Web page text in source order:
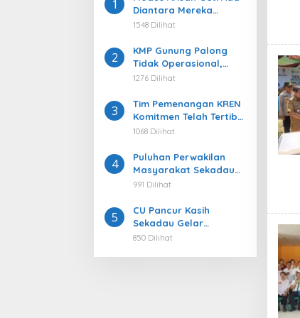
1
Diantara Mereka
Menjadi Korban ada
Sebagai Pelaku
1548 Dilihat
2
KMP Gunung Palong
Tidak Operasional,
Pengaruhi Kelancaran
Kecamatan Belitang
1276 Dilihat
3
Tim Pemenangan KREN
Komitmen Telah Tertib
dan Ikuti Aturan
1068 Dilihat
4
Puluhan Perwakilan
Masyarakat Sekadau
Hulu Adukan
Ntorap ke DPRD, Desak
Penindakan Tegas PETI
991 Dilihat
5
CU Pancur Kasih
Sekadau Gelar
Pendidikan Rutin untuk
850 Dilihat